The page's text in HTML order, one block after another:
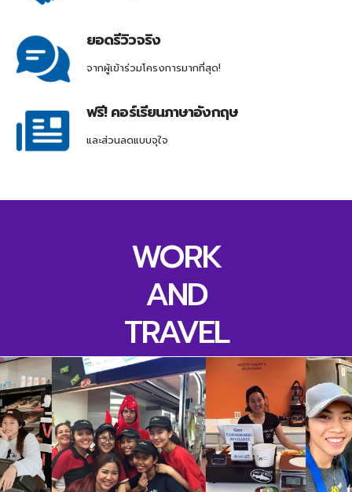
ยอดรีวิวจริง
จากผู้เข้าร่วมโครงการมากที่สุด!
ฟรี! คอร์เรียนภาษาอังกฤษ
และส่วนลดแบบจุใจ
WORK
AND
TRAVEL